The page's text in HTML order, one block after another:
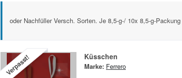
oder Nachfüller Versch. Sorten. Je 8,5-g-/ 10x 8,5-g-Packung
Verpasst! Küsschen
Marke: Ferrero